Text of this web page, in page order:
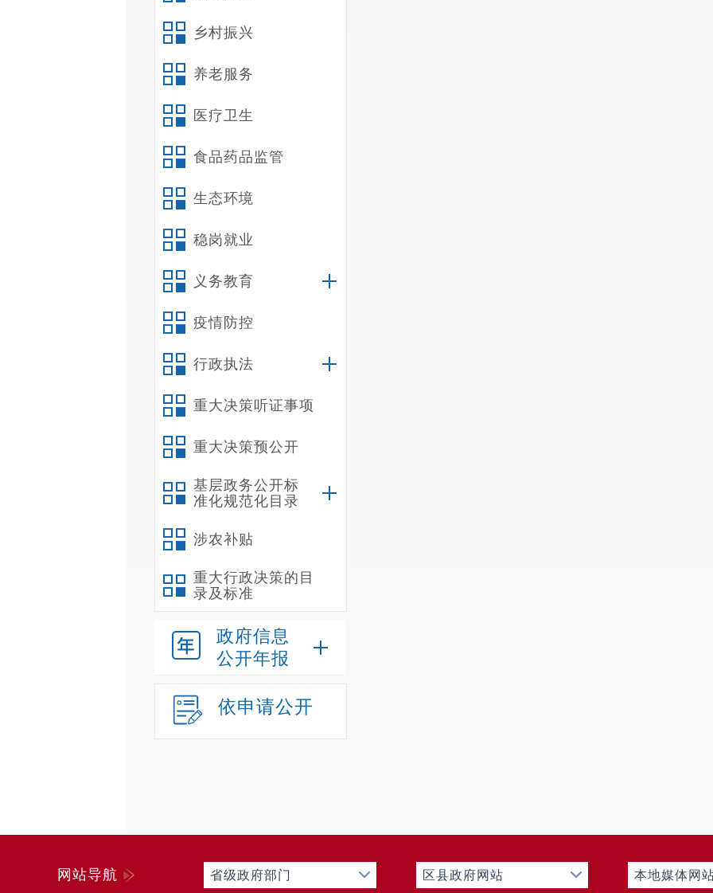
乡村振兴
养老服务
医疗卫生
食品药品监管
生态环境
稳岗就业
义务教育
疫情防控
行政执法
重大决策听证事项
重大决策预公开
基层政务公开标
准化规范化目录
涉农补贴
重大行政决策的目
录及标准
政府信息
公开年报
依申请公开
网站导航 省级政府部门 区县政府网站 本地媒体网